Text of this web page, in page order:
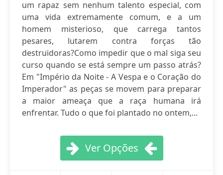
um rapaz sem nenhum talento especial, com
uma vida extremamente comum, e a um
homem misterioso, que carrega tantos
pesares, lutarem contra forças tão
destruidoras?Como impedir que o mal siga seu
curso quando se está sempre um passo atrás?
Em "Império da Noite - A Vespa e o Coração do
Imperador" as peças se movem para preparar
a maior ameaça que a raça humana irá
enfrentar. Tudo o que foi plantado no ontem,...
Ver Opções